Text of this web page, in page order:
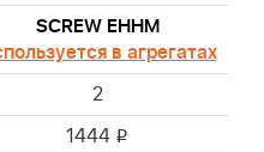
SCREW EHHM
в агрегатах
2
1444 i